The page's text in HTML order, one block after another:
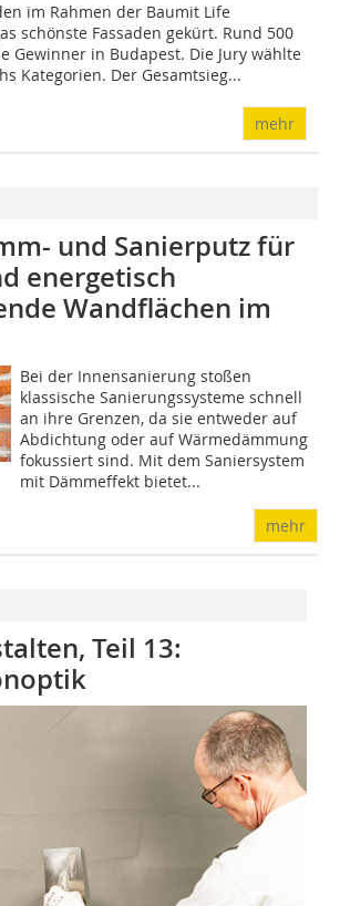
im Rahmen der Baumit Life
schönste Fassaden gekürt. Rund 500
Gewinner in Budapest. Die Jury wählte
Kategorien. Der Gesamtsieg...
mehr
und Sanierputz für
energetisch
Wandflächen im
Bei der Innensanierung stoßen
klassische Sanierungssysteme schnell
an ihre Grenzen, da sie entweder auf
Abdichtung oder auf Wärmedämmung
fokussiert sind. Mit dem Saniersystem
mit Dämmeffekt bietet...
mehr
Teil 13: